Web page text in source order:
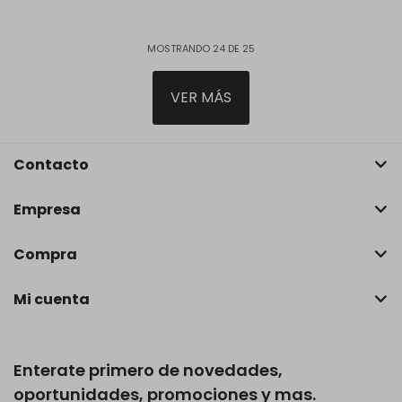
MOSTRANDO 24 DE 25
VER MÁS
Enterate primero de novedades,
oportunidades, promociones y mas.
Contacto
Empresa
Compra
Mi cuenta